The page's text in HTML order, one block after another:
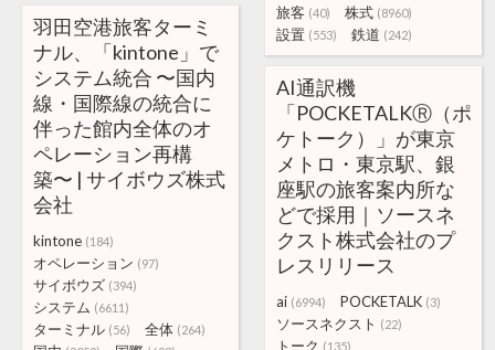
旅客 (40) 株式 (8960)
設置 (553) 鉄道 (242)
羽田空港旅客ターミ
ナル、「kintone」で
システム統合 〜国内
線・国際線の統合に
伴った館内全体のオ
ペレーション再構
築〜 | サイボウズ株式
会社
kintone (184)
オペレーション (97)
サイボウズ (394)
システム (6611)
ターミナル (56) 全体 (264)
AI通訳機
「POCKETALKⓇ（ポ
ケトーク）」が東京
メトロ・東京駅、銀
座駅の旅客案内所な
どで採用｜ソースネ
クスト株式会社のプ
レスリリース
ai (6994) POCKETALK (3)
ソースネクスト (22)
トーク (135)